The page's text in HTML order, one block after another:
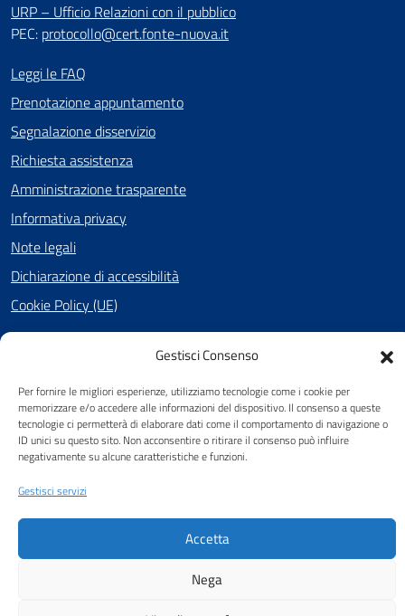
Gestisci Consenso
Per fornire le migliori esperienze, utilizziamo tecnologie come i cookie per
memorizzare e/o accedere alle informazioni del dispositivo. Il consenso a queste
tecnologie ci permetterà di elaborare dati come il comportamento di navigazione o
ID unici su questo sito. Non acconsentire o ritirare il consenso può influire
negativamente su alcune caratteristiche e funzioni.
Gestisci servizi
Accetta
Nega
URP – Ufficio Relazioni con il pubblico
PEC: protocollo@cert.fonte-nuova.it
Leggi le FAQ
Prenotazione appuntamento
Segnalazione disservizio
Richiesta assistenza
Amministrazione trasparente
Informativa privacy
Note legali
Dichiarazione di accessibilità
Cookie Policy (UE)
Facebook
Attuazione Misure PNRR
Piano di miglioramento del sito